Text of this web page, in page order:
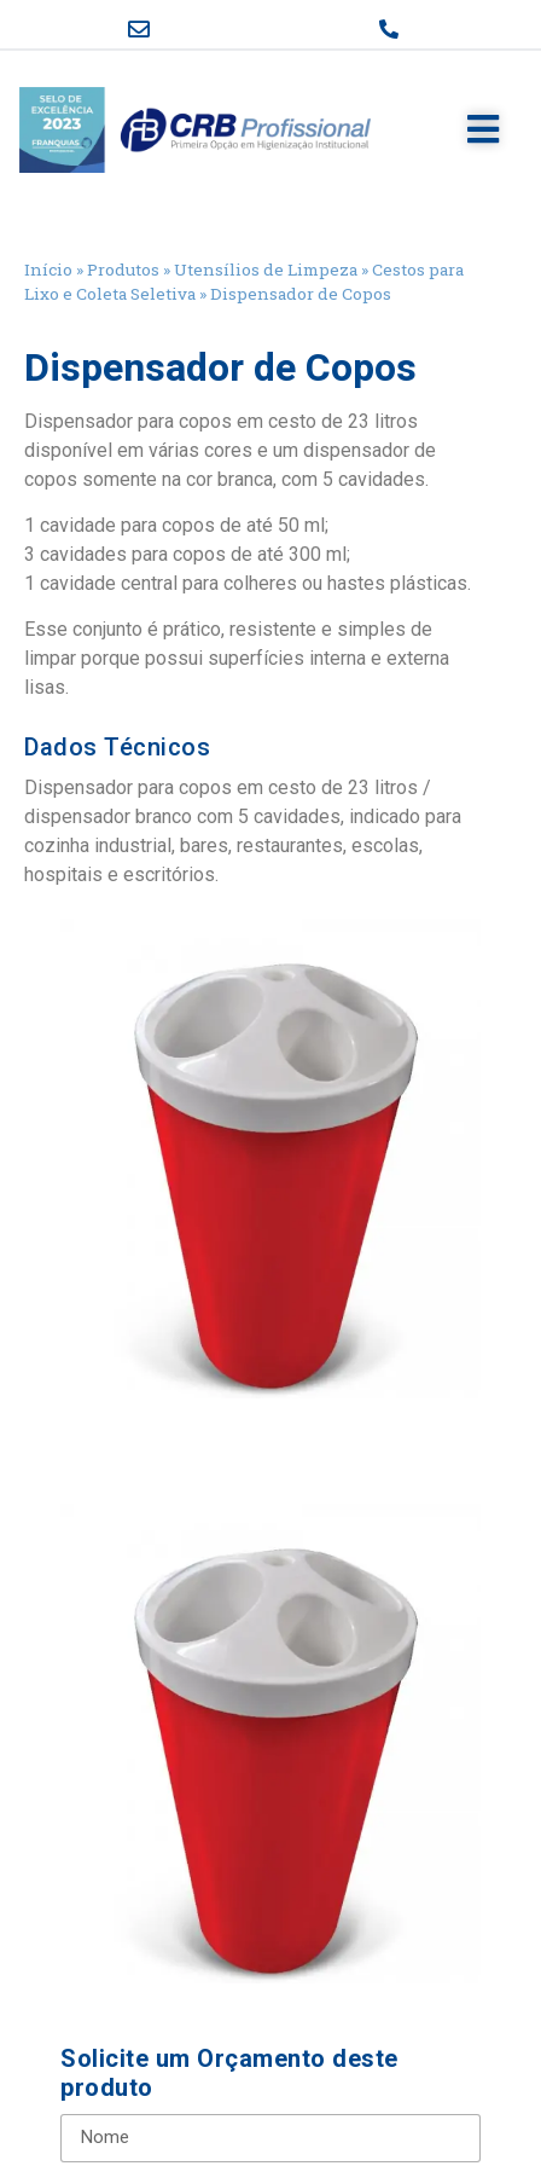
Início »Produtos »Utensílios de Limpeza »Cestos para
Lixo e Coleta Seletiva »Dispensador de Copos
Dispensador de Copos
Dispensador para copos em cesto de 23 litros
disponível em várias cores e um dispensador de
copos somente na cor branca, com 5 cavidades.
1 cavidade para copos de até 50 ml;
3 cavidades para copos de até 300 ml;
1 cavidade central para colheres ou hastes plásticas.
Esse conjunto é prático, resistente e simples de
limpar porque possui superfícies interna e externa
lisas.
Dados Técnicos
Dispensador para copos em cesto de 23 litros /
dispensador branco com 5 cavidades, indicado para
cozinha industrial, bares, restaurantes, escolas,
hospitais e escritórios.
Solicite um Orçamento deste
produto